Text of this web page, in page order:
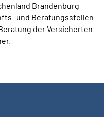
Brandenburg
und Beratungsstellen
der Versicherten